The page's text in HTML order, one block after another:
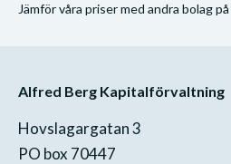
Jämför våra priser med andra bolag på
Alfred Berg Kapitalförvaltning
Hovslagargatan 3
PO box 70447